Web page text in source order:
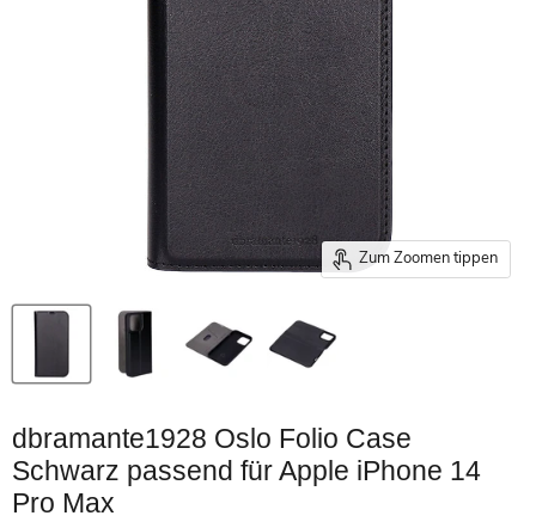
Zum Zoomen tippen
dbramante1928 Oslo Folio Case
Schwarz passend für Apple iPhone 14
Pro Max